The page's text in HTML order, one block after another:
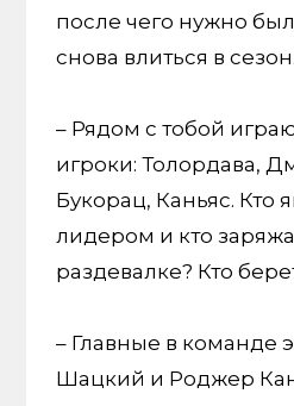
после чего нужно
снова влиться в сезон.
– Рядом с тобой
игроки: Толордава,
Букорац, Каньяс. Кто
лидером и кто
раздевалке? Кто
– Главные в команде
Шацкий и Роджер